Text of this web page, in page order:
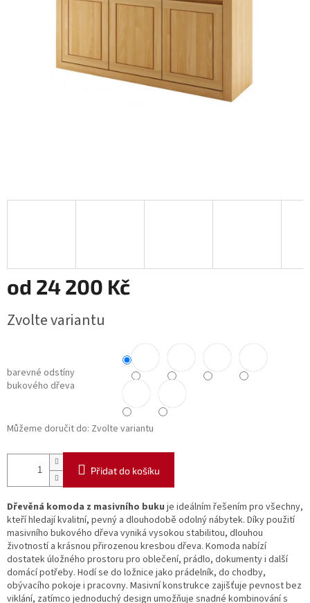
od 24 200 Kč
cena:
Zvolte variantu
barevné odstíny
bukového dřeva
Můžeme doručit do: Zvolte variantu
Přidat do košíku
Dřevěná komoda z masivního buku je ideálním řešením pro všechny,
kteří hledají kvalitní, pevný a dlouhodobě odolný nábytek. Díky použití
masivního bukového dřeva vyniká vysokou stabilitou, dlouhou
životností a krásnou přirozenou kresbou dřeva. Komoda nabízí
dostatek úložného prostoru pro oblečení, prádlo, dokumenty i další
domácí potřeby. Hodí se do ložnice jako prádelník, do chodby,
obývacího pokoje i pracovny. Masivní konstrukce zajišťuje pevnost bez
viklání, zatímco jednoduchý design umožňuje snadné kombinování s